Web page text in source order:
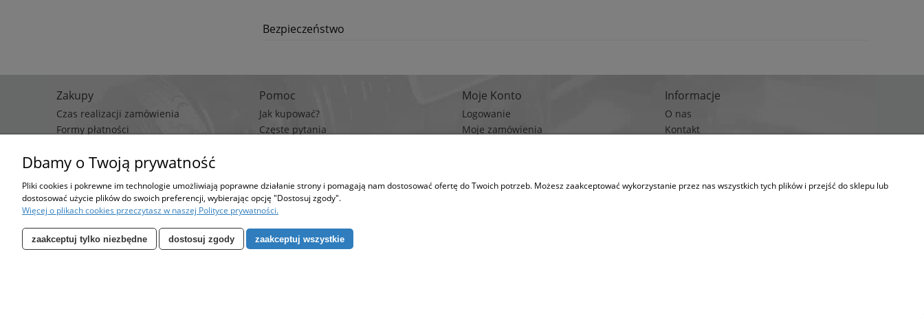
Bezpieczeństwo
Zakupy
Czas realizacji zamówienia
Formy płatności
Pomoc
Jak kupować?
Częste pytania
Moje Konto
Logowanie
Moje zamówienia
Informacje
O nas
Kontakt
Strona korzysta z plików cookies w celu realizacji usług i zgodnie z Polityką Plików Cookies.
Możesz określić warunki przechowywania lub dostępu do plików cookies w Twojej przeglądarce. (polityka prywatności)
Dbamy o Twoją prywatność
Pliki cookies i pokrewne im technologie umożliwiają poprawne działanie strony i pomagają nam dostosować ofertę do Twoich potrzeb. Możesz zaakceptować wykorzystanie przez nas wszystkich tych plików i przejść do sklepu lub
dostosować użycie plików do swoich preferencji, wybierając opcję "Dostosuj zgody".
Więcej o plikach cookies przeczytasz w naszej Polityce prywatności.
zaakceptuj tylko niezbędne dostosuj zgody zaakceptuj wszystkie